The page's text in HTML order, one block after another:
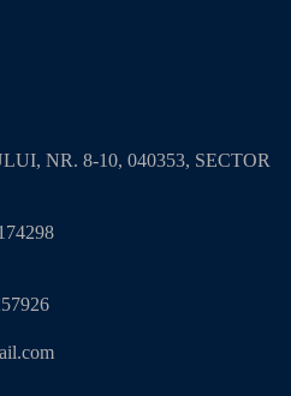
NR. 8-10, 040353, SECTOR